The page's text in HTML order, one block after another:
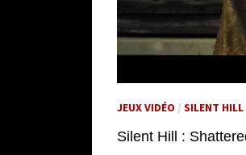
JEUX VIDÉO /SILENT HILL
Silent Hill :